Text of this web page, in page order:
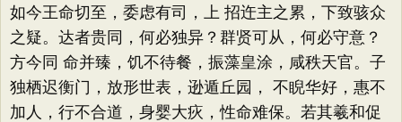
如今王命切至，委虑有司，上 招迕主之累，下致骇众
之疑。达者贵同，何必独异？群贤可从，何必守意？
方今同 命并臻，饥不待餐，振藻皇涂，咸秩天官。子
独栖迟衡门，放形世表，逊遁丘园， 不睨华好，惠不
加人，行不合道，身婴大疢，性命难保。若其羲和促